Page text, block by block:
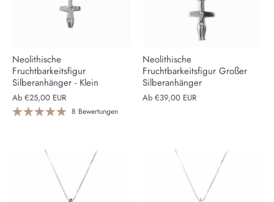
Neolithische
Fruchtbarkeitsfigur
Silberanhänger - Klein
Ab €25,00 EUR
8 Bewertungen
Neolithische
Fruchtbarkeitsfigur Großer
Silberanhänger
Ab €39,00 EUR